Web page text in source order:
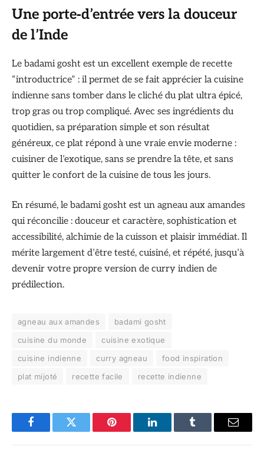
Une porte‑d’entrée vers la douceur
de l’Inde
Le badami gosht est un excellent exemple de recette
“introductrice” : il permet de se fait apprécier la cuisine
indienne sans tomber dans le cliché du plat ultra épicé,
trop gras ou trop compliqué. Avec ses ingrédients du
quotidien, sa préparation simple et son résultat
généreux, ce plat répond à une vraie envie moderne :
cuisiner de l’exotique, sans se prendre la tête, et sans
quitter le confort de la cuisine de tous les jours.
En résumé, le badami gosht est un agneau aux amandes
qui réconcilie : douceur et caractère, sophistication et
accessibilité, alchimie de la cuisson et plaisir immédiat. Il
mérite largement d’être testé, cuisiné, et répété, jusqu’à
devenir votre propre version de curry indien de
prédilection.
agneau aux amandes
badami gosht
cuisine du monde
cuisine exotique
cuisine indienne
curry agneau
food inspiration
plat mijoté
recette facile recette indienne
FacebookTwitter Pinterest LinkedInTumblr Email